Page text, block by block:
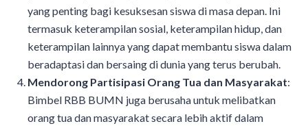
yang penting bagi kesuksesan siswa di masa depan. Ini
termasuk keterampilan sosial, keterampilan hidup, dan
keterampilan lainnya yang dapat membantu siswa dalam
beradaptasi dan bersaing di dunia yang terus berubah.
Mendorong Partisipasi Orang Tua dan Masyarakat:
Bimbel RBB BUMN juga berusaha untuk melibatkan
orang tua dan masyarakat secara lebih aktif dalam